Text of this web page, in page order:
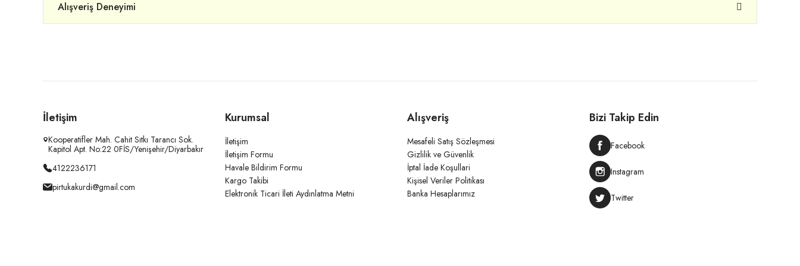
Alışveriş Deneyimi
İletişim
Kooperatifler Mah. Cahit Sıtkı Tarancı Sok.
Kapitol Apt. No:22 0FİS/Yenişehir/Diyarbakır
4122236171
pirtukakurdi@gmail.com
Kurumsal
İletişim
İletişim Formu
Havale Bildirim Formu
Kargo Takibi
Elektronik Ticari İleti Aydınlatma Metni
Alışveriş
Mesafeli Satış Sözleşmesi
Gizlilik ve Güvenlik
İptal İade Koşullari
Kişisel Veriler Politikası
Banka Hesaplarımız
Bizi Takip Edin
Facebook
Instagram
Twitter